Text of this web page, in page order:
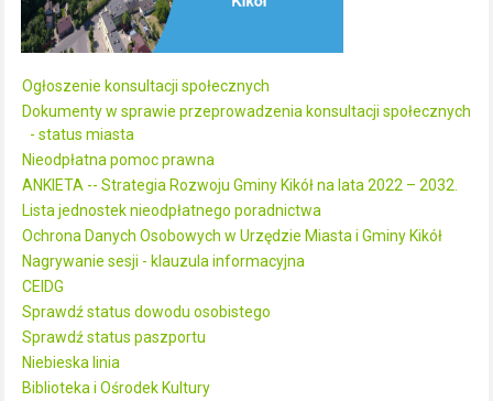
Ogłoszenie konsultacji społecznych
Dokumenty w sprawie przeprowadzenia konsultacji społecznych
- status miasta
Nieodpłatna pomoc prawna
ANKIETA -- Strategia Rozwoju Gminy Kikół na lata 2022 – 2032.
Lista jednostek nieodpłatnego poradnictwa
Ochrona Danych Osobowych w Urzędzie Miasta i Gminy Kikół
Nagrywanie sesji - klauzula informacyjna
CEIDG
Sprawdź status dowodu osobistego
Sprawdź status paszportu
Niebieska linia
Biblioteka i Ośrodek Kultury